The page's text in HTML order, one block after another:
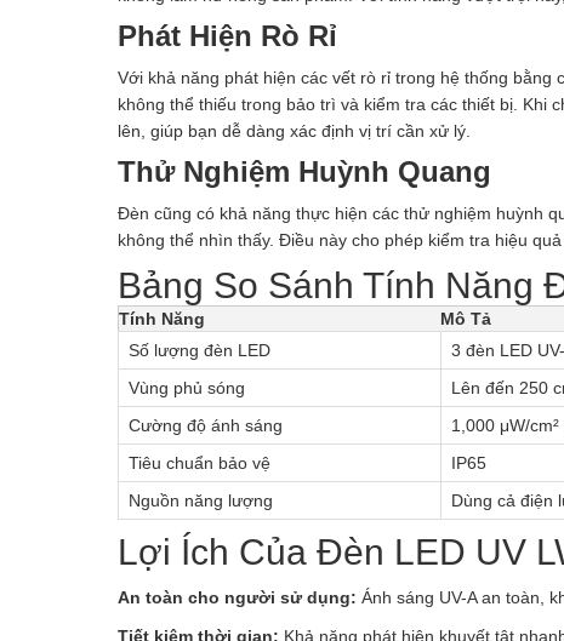
Phát Hiện Rò Rỉ
Với khả năng phát hiện các vết rò rỉ trong hệ thống
không thể thiếu trong bảo trì và kiểm tra các thiết bị. Khi
lên, giúp bạn dễ dàng xác định vị trí cần xử lý.
Thử Nghiệm Huỳnh Quang
Đèn cũng có khả năng thực hiện các thử nghiệm huỳnh
không thể nhìn thấy. Điều này cho phép kiểm tra hiệu
Bảng So Sánh Tính Năng
Tính Năng
Mô Tả
Số lượng đèn LED
3 đèn LED
Vùng phủ sóng
Lên đến 250
Cường độ ánh sáng
1,000 μW/
Tiêu chuẩn bảo vệ
IP65
Nguồn năng lượng
Dùng cả điện
Lợi Ích Của Đèn LED UV
An toàn cho người sử dụng: Ánh sáng UV-A an toàn,
Tiết kiệm thời gian: Khả năng phát hiện khuyết tật